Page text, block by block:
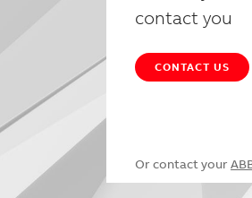
contact you
CONTACT US
Or contact your